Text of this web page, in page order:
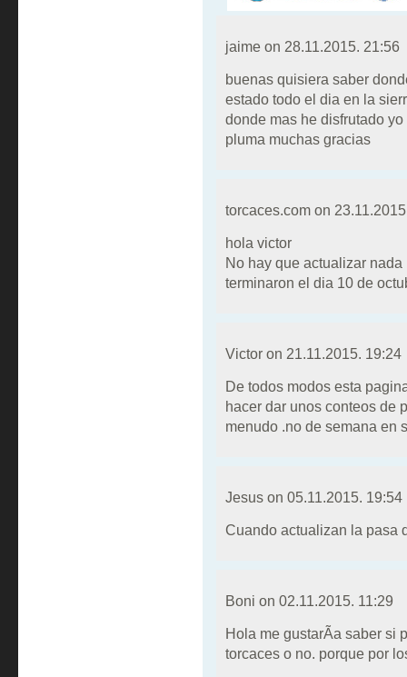
jaime on 28.11.2015. 21:56
buenas quisiera saber
estado todo el dia en la
donde mas he disfrutado
pluma muchas gracias
torcaces.com on
hola victor
No hay que actualizar
terminaron el dia 10 de
Victor on 21.11.2015. 19:24
De todos modos esta
hacer dar unos conteos de
menudo .no de semana en
Jesus on 05.11.2015. 19:54
Cuando actualizan la pasa
Boni on 02.11.2015. 11:29
Hola me gustarÃ­a saber si
torcaces o no. porque por